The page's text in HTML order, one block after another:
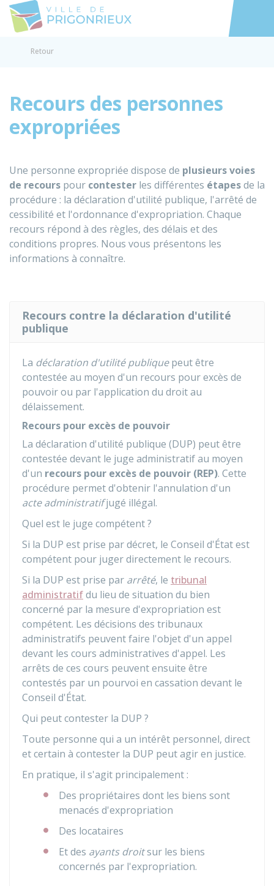
Accéder
Retour
Recours des personnes
expropriées
Une personne expropriée dispose de plusieurs voies
de recours pour contester les différentes étapesde la
procédure : la déclaration d'utilité publique, l'arrêté de
cessibilité et l'ordonnance d'expropriation. Chaque
recours répond à des règles, des délais et des
conditions propres. Nous vous présentons les
informations à connaître.
Recours contre la déclaration d'utilité
publique
La déclaration d'utilité publiquepeut être
contestée au moyen d'un recours pour excès de
pouvoir ou par l'application du droit au
délaissement.
Recours pour excès de pouvoir
La déclaration d'utilité publique (DUP) peut être
contestée devant le juge administratif au moyen
d'un recours pour excès de pouvoir (REP). Cette
procédure permet d'obtenir l'annulation d'un
acte administratifjugé illégal.
Quel est le juge compétent ?
Si la DUP est prise par décret, le Conseil d'État est
compétent pour juger directement le recours.
Si la DUP est prise par arrêté, le tribunal
administratifdu lieu de situation du bien
concerné par la mesure d'expropriation est
compétent. Les décisions des tribunaux
administratifs peuvent faire l'objet d'un appel
devant les cours administratives d'appel. Les
arrêts de ces cours peuvent ensuite être
contestés par un pourvoi en cassation devant le
Conseil d'État.
Qui peut contester la DUP ?
Toute personne qui a un intérêt personnel, direct
et certain à contester la DUP peut agir en justice.
En pratique, il s'agit principalement :
Des propriétaires dont les biens sont
menacés d'expropriation
Des locataires
Et des ayants droitsur les biens
concernés par l'expropriation.